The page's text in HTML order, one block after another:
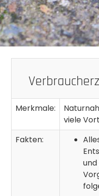
Merkmale:
viele
Fakten:
und